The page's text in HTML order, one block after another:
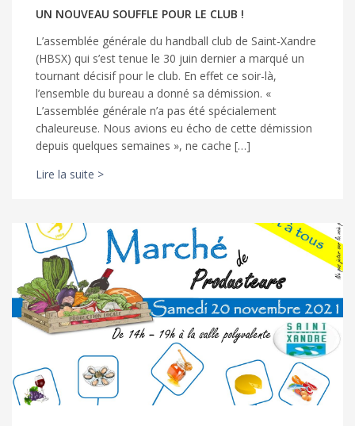
UN NOUVEAU SOUFFLE POUR LE CLUB !
L’assemblée générale du handball club de Saint-Xandre
(HBSX) qui s’est tenue le 30 juin dernier a marqué un
tournant décisif pour le club. En effet ce soir-là,
l’ensemble du bureau a donné sa démission. «
L’assemblée générale n’a pas été spécialement
chaleureuse. Nous avions eu écho de cette démission
depuis quelques semaines », ne cache […]
Lire la suite >